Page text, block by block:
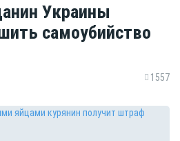
Украины
самоубийство
1557